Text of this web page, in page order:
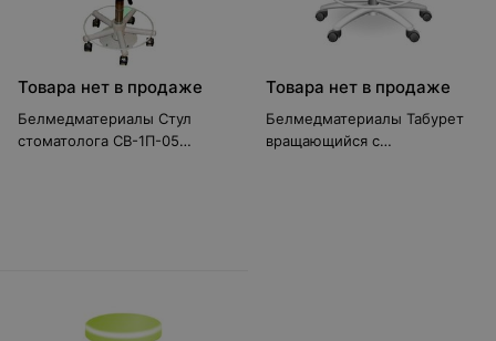
Товара нет в продаже
Белмедматериалы Стул
стоматолога СВ-1П-05
Товара нет в продаже
Белмедматериалы Табурет
вращающийся с